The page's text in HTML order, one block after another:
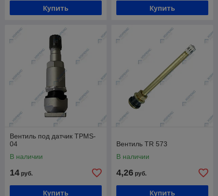
Купить Купить
Вентиль под датчик TPMS-
04
В наличии
14 руб.
Купить
Вентиль TR 573
В наличии
4,26 руб.
Купить